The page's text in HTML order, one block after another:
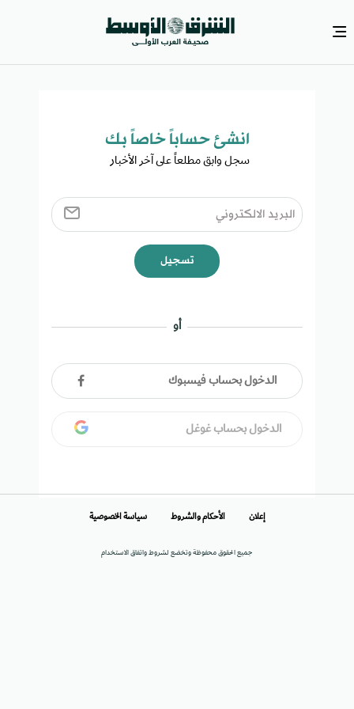
انشئ حساباً خاصاً بك​
سجل وابق مطلعاً على آخر الأخبار ​
تسجيل
أو
الدخول بحساب فيسبوك
الدخول بحساب غوغل
جميع الحقوق محفوظة وتخضع لشروط واتفاق الاستخدام
إعلان الأحكام والشروط سياسة الخصوصية